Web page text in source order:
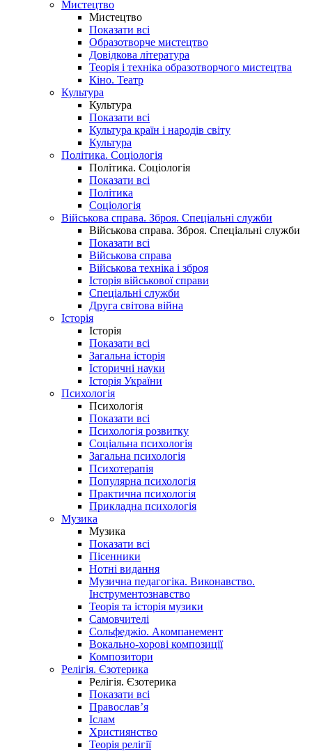
Мистецтво
Мистецтво
Показати всі
Образотворче мистецтво
Довідкова література
Теорія і техніка образотворчого мистецтва
Кіно. Театр
Культура
Культура
Показати всі
Культура країн і народів світу
Культура
Політика. Соціологія
Політика. Соціологія
Показати всі
Політика
Соціологія
Військова справа. Зброя. Спеціальні служби
Військова справа. Зброя. Спеціальні служби
Показати всі
Військова справа
Військова техніка і зброя
Історія військової справи
Спеціальні служби
Друга світова війна
Історія
Історія
Показати всі
Загальна історія
Історичні науки
Історія України
Психологія
Психологія
Показати всі
Психологія розвитку
Соціальна психологія
Загальна психологія
Психотерапія
Популярна психологія
Практична психологія
Прикладна психологія
Музика
Музика
Показати всі
Пісенники
Нотні видання
Музична педагогіка. Виконавство.
Інструментознавство
Теорія та історія музики
Самовчителі
Сольфеджіо. Акомпанемент
Вокально-хорові композиції
Композитори
Релігія. Єзотерика
Релігія. Єзотерика
Показати всі
Православ’я
Іслам
Християнство
Теорія релігії